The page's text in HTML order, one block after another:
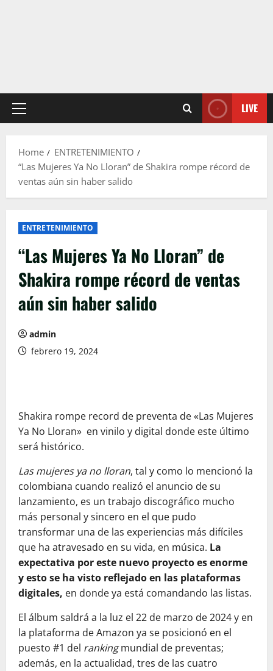
Primary
LIVE
Home
ENTRETENIMIENTO
“Las Mujeres Ya No Lloran” de Shakira rompe récord de
ventas aún sin haber salido
ENTRETENIMIENTO
“Las Mujeres Ya No Lloran” de
Shakira rompe récord de ventas
aún sin haber salido
admin
febrero 19, 2024
Shakira rompe record de preventa de «Las Mujeres
Ya No Lloran» en vinilo y digital donde este último
será histórico.
Las mujeres ya no lloran, tal y como lo mencionó la
colombiana cuando realizó el anuncio de su
lanzamiento, es un trabajo discográfico mucho
más personal y sincero en el que pudo
transformar una de las experiencias más difíciles
que ha atravesado en su vida, en música. La
expectativa por este nuevo proyecto es enorme
y esto se ha visto reflejado en las plataformas
digitales, en donde ya está comandando las listas.
El álbum saldrá a la luz el 22 de marzo de 2024 y en
la plataforma de Amazon ya se posicionó en el
puesto #1 del rankingmundial de preventas;
además, en la actualidad, tres de las cuatro